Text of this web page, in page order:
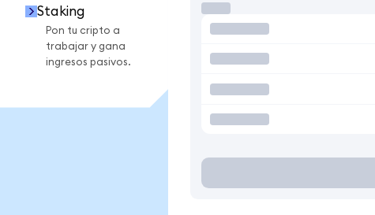
Staking
Pon tu cripto a
trabajar y gana
ingresos pasivos.